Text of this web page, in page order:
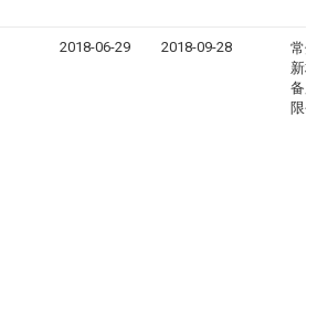
2018-06-29 2018-09-28
常州
新材
备股
限公